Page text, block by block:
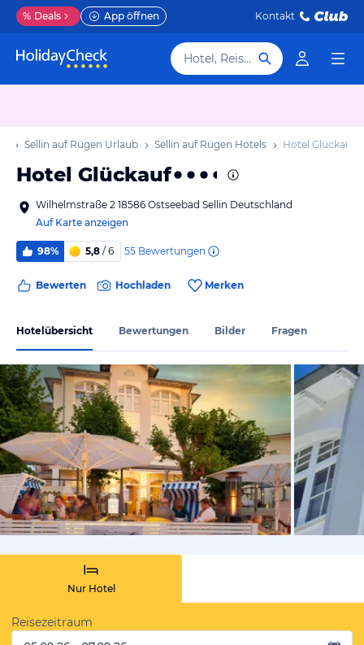
% Deals App öffnen Kontakt
Hotel, Reiseziel
Sellin auf Rügen Urlaub Sellin auf Rügen Hotels Hotel Glückauf
Hotel Glückauf
Wilhelmstraße 2 18586 Ostseebad Sellin Deutschland
Auf Karte anzeigen
98% 5,8 / 6 55 Bewertungen
Bewerten Hochladen Merken
Hotelübersicht Bewertungen Bilder Fragen
vom
Nur Hotel
Reisezeitraum